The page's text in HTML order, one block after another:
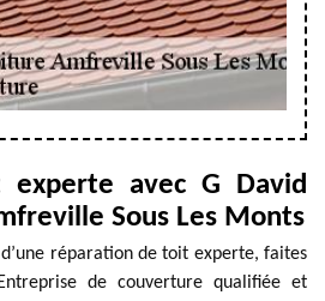
experte avec G David
Sous Les Monts
réparation de toit experte, faites
de couverture qualifiée et